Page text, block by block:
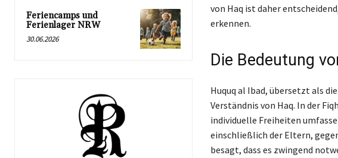
Feriencamps und
Ferienlager NRW
30.06.2026
von Haq ist daher
erkennen.
Die Bedeutung
Huquq al Ibad, übersetzt als
Verständnis von Haq. In der
individuelle Freiheiten
einschließlich der Eltern,
besagt, dass es zwingend